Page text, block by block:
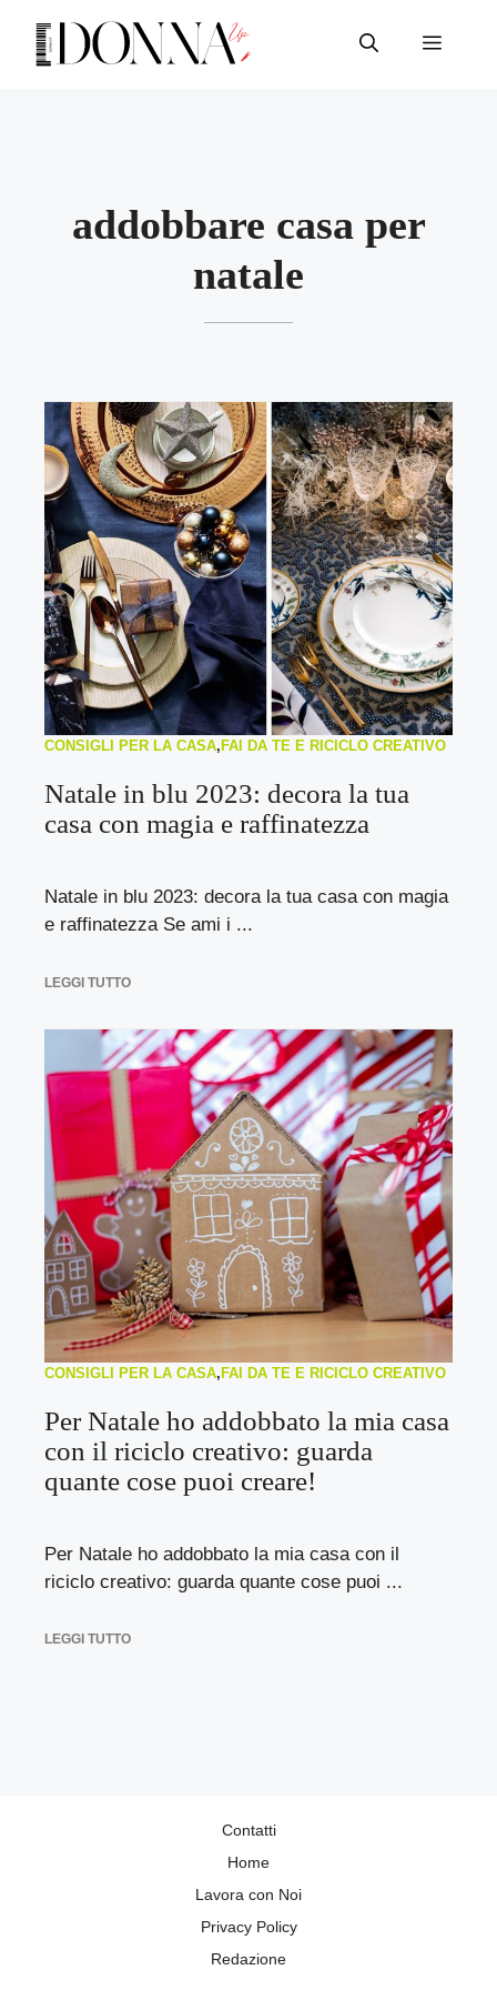
contenuto
Menu
addobbare casa per
natale
CONSIGLI PER LA CASA, FAI DA TE E RICICLO CREATIVO
Natale in blu 2023: decora la tua
casa con magia e raffinatezza
Natale in blu 2023: decora la tua casa con magia
e raffinatezza Se ami i ...
LEGGI TUTTO
CONSIGLI PER LA CASA,FAI DA TE E RICICLO CREATIVO
Per Natale ho addobbato la mia casa
con il riciclo creativo: guarda
quante cose puoi creare!
Per Natale ho addobbato la mia casa con il
riciclo creativo: guarda quante cose puoi ...
LEGGI TUTTO
Contatti
Home
Lavora con Noi
Privacy Policy
Redazione